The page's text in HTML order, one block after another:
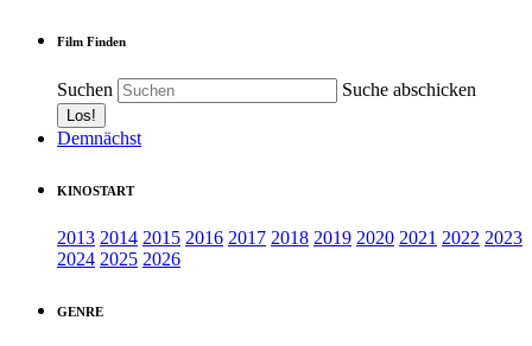
Film Finden
Suchen Suche abschicken
Demnächst
KINOSTART
2013 2014 2015 2016 2017 2018 2019 2020 2021 2022 2023
2024 2025 2026
GENRE